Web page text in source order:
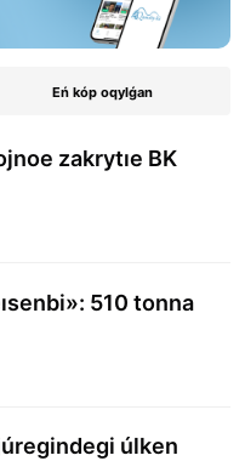
Eń kóp oqylǵan
zakrytıe BK
510 tonna
úlken